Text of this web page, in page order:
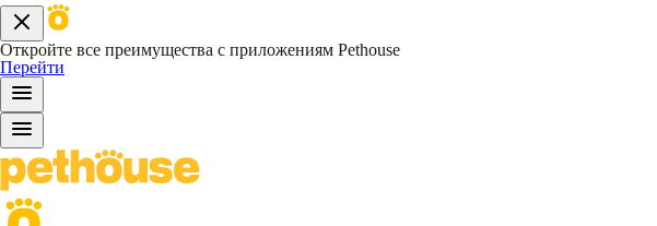
Откройте все преимущества с приложениям Pethouse
Перейти